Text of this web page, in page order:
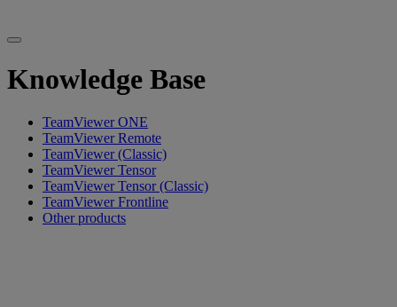
Knowledge Base
TeamViewer ONE
TeamViewer Remote
TeamViewer (Classic)
TeamViewer Tensor
TeamViewer Tensor (Classic)
TeamViewer Frontline
Other products